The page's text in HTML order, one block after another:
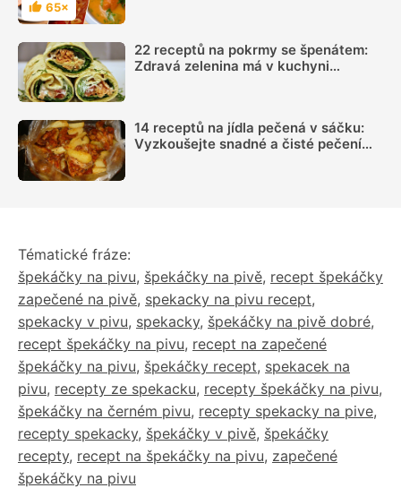
Hodnocení
65×
22 receptů na pokrmy se špenátem:
Zdravá zelenina má v kuchyni
14 receptů na jídla pečená v sáčku:
Vyzkoušejte snadné a čisté pečení
Tématické fráze:
špekáčky na pivu, špekáčky na pivě, recept špekáčky
zapečené na pivě, spekacky na pivu recept,
spekacky v pivu, spekacky, špekáčky na pivě dobré,
recept špekáčky na pivu, recept na zapečené
špekáčky na pivu, špekáčky recept, spekacek na
pivu, recepty ze spekacku, recepty špekáčky na pivu,
špekáčky na černém pivu, recepty spekacky na pive,
recepty spekacky, špekáčky v pivě, špekáčky
recepty, recept na špekáčky na pivu, zapečené
špekáčky na pivu